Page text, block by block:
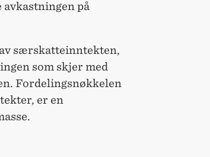
på
særskatteinntekten,
som skjer med
Fordelingsnøkkelen
er en